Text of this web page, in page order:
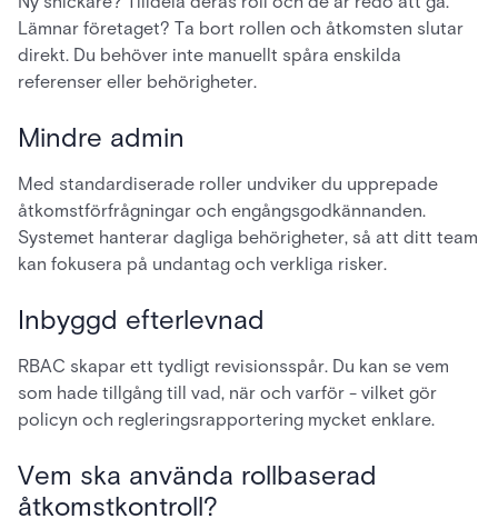
Lämnar företaget? Ta bort rollen och åtkomsten slutar
direkt. Du behöver inte manuellt spåra enskilda
referenser eller behörigheter.
Mindre admin
Med standardiserade roller undviker du upprepade
åtkomstförfrågningar och engångsgodkännanden.
Systemet hanterar dagliga behörigheter, så att ditt team
kan fokusera på undantag och verkliga risker.
Inbyggd efterlevnad
RBAC skapar ett tydligt revisionsspår. Du kan se vem
som hade tillgång till vad, när och varför - vilket gör
policyn och regleringsrapportering mycket enklare.
Vem ska använda rollbaserad
åtkomstkontroll?